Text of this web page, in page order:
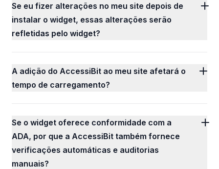
Se eu fizer alterações no meu site depois de
instalar o widget, essas alterações serão
refletidas pelo widget?
A adição do AccessiBit ao meu site afetará o
tempo de carregamento?
Se o widget oferece conformidade com a
ADA, por que a AccessiBit também fornece
verificações automáticas e auditorias
manuais?